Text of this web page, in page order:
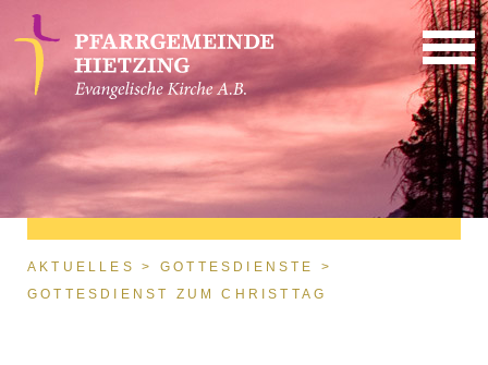
Direkt zum Inhalt
Sie sind hier
AKTUELLES
GOTTESDIENSTE
GOTTESDIENST ZUM CHRISTTAG